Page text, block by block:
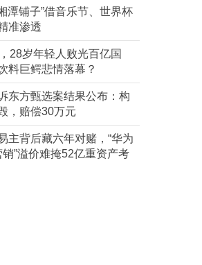
潭铺子”借音乐节、世界杯
准渗透
28岁年轻人败光百亿国
料巨鳄悲情落幕？
东方甄选案结果公布：构
，赔偿30万元
主背后藏六年对赌，“华为
”溢价难掩52亿重资产考